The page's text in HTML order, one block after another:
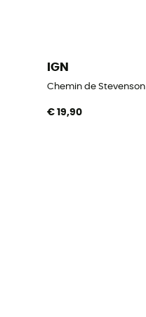
IGN
Chemin de Stevenson
€ 19,90